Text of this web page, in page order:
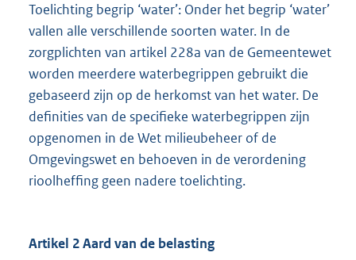
Toelichting begrip ‘water’: Onder het begrip ‘water’
vallen alle verschillende soorten water. In de
zorgplichten van artikel 228a van de Gemeentewet
worden meerdere waterbegrippen gebruikt die
gebaseerd zijn op de herkomst van het water. De
definities van de specifieke waterbegrippen zijn
opgenomen in de Wet milieubeheer of de
Omgevingswet en behoeven in de verordening
rioolheffing geen nadere toelichting.
Artikel 2 Aard van de belasting